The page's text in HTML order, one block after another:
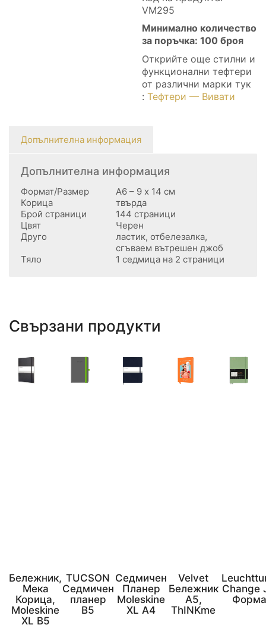
VM295
Минимално количество
за поръчка: 100 броя
Открийте още стилни и
функционални тефтери
от различни марки тук
: Тефтери — Вивати
Допълнителна информация
Допълнителна информация
Формат/Размер
А6 – 9 х 14 см
Корица
твърда
Брой страници
144 страници
Цвят
Черен
Друго
ластик, отбелезалка,
сгъваем вътрешен джоб
Тяло
1 седмица на 2 страници
Свързани продукти
Бележник,
Мека
Корица,
Moleskine
XL B5
TUCSON
Седмичен
планер
B5
Седмичен
Планер
Moleskine
XL A4
Velvet
Бележник
А5,
ThINKme
Change